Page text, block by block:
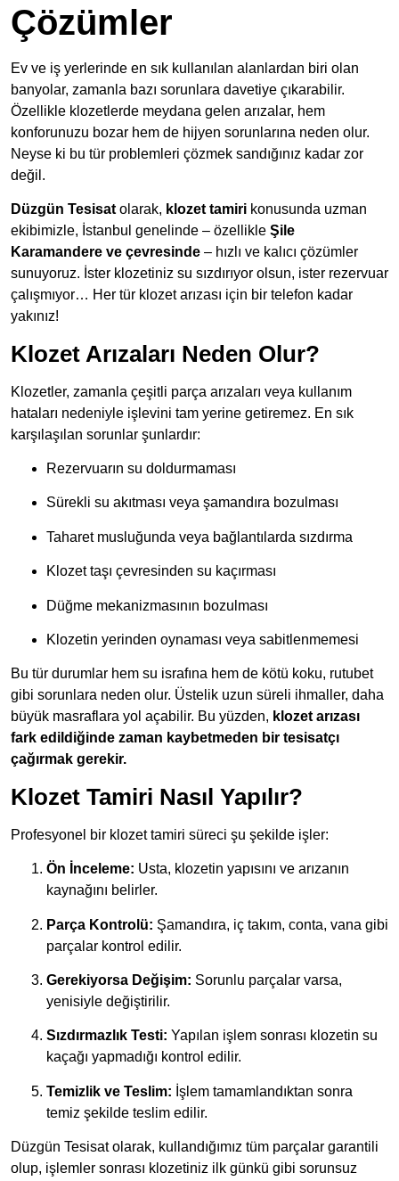
Çözümler
Ev ve iş yerlerinde en sık kullanılan alanlardan biri olan
banyolar, zamanla bazı sorunlara davetiye çıkarabilir.
Özellikle klozetlerde meydana gelen arızalar, hem
konforunuzu bozar hem de hijyen sorunlarına neden olur.
Neyse ki bu tür problemleri çözmek sandığınız kadar zor
değil.
Düzgün Tesisat olarak, klozet tamiri konusunda uzman
ekibimizle, İstanbul genelinde – özellikle Şile
Karamandere ve çevresinde – hızlı ve kalıcı çözümler
sunuyoruz. İster klozetiniz su sızdırıyor olsun, ister rezervuar
çalışmıyor… Her tür klozet arızası için bir telefon kadar
yakınız!
Klozet Arızaları Neden Olur?
Klozetler, zamanla çeşitli parça arızaları veya kullanım
hataları nedeniyle işlevini tam yerine getiremez. En sık
karşılaşılan sorunlar şunlardır:
Rezervuarın su doldurmaması
Sürekli su akıtması veya şamandıra bozulması
Taharet musluğunda veya bağlantılarda sızdırma
Klozet taşı çevresinden su kaçırması
Düğme mekanizmasının bozulması
Klozetin yerinden oynaması veya sabitlenmemesi
Bu tür durumlar hem su israfına hem de kötü koku, rutubet
gibi sorunlara neden olur. Üstelik uzun süreli ihmaller, daha
büyük masraflara yol açabilir. Bu yüzden, klozet arızası
fark edildiğinde zaman kaybetmeden bir tesisatçı
çağırmak gerekir.
Klozet Tamiri Nasıl Yapılır?
Profesyonel bir klozet tamiri süreci şu şekilde işler:
Ön İnceleme: Usta, klozetin yapısını ve arızanın
kaynağını belirler.
Parça Kontrolü: Şamandıra, iç takım, conta, vana gibi
parçalar kontrol edilir.
Gerekiyorsa Değişim: Sorunlu parçalar varsa,
yenisiyle değiştirilir.
Sızdırmazlık Testi: Yapılan işlem sonrası klozetin su
kaçağı yapmadığı kontrol edilir.
Temizlik ve Teslim: İşlem tamamlandıktan sonra
temiz şekilde teslim edilir.
Düzgün Tesisat olarak, kullandığımız tüm parçalar garantili
olup, işlemler sonrası klozetiniz ilk günkü gibi sorunsuz